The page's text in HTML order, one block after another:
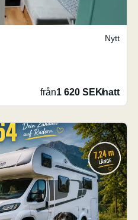
Nytt
från1 620 SEK/natt